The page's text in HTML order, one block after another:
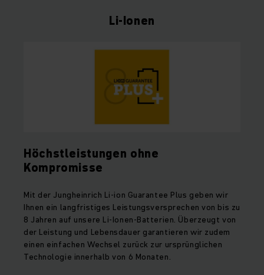
Li-Ionen
Höchstleistungen ohne
Kompromisse
Mit der Jungheinrich Li-ion Guarantee Plus geben wir
Ihnen ein langfristiges Leistungsversprechen von bis zu
8 Jahren auf unsere Li-Ionen-Batterien. Überzeugt von
der Leistung und Lebensdauer garantieren wir zudem
einen einfachen Wechsel zurück zur ursprünglichen
Technologie innerhalb von 6 Monaten.